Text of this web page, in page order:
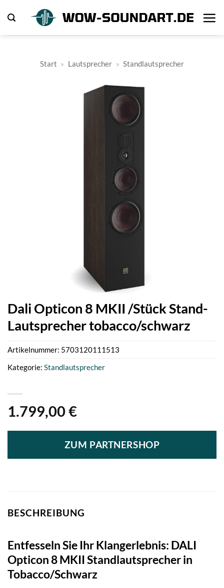
Inhalt
springen
Start » Lautsprecher » Standlautsprecher
Dali Opticon 8 MKII /Stück Stand-
Lautsprecher tobacco/schwarz
1.799,00 €
ZUM PARTNERSHOP
Artikelnummer: 5703120111513
Kategorie: Standlautsprecher
BESCHREIBUNG
Entfesseln Sie Ihr Klangerlebnis: DALI
Opticon 8 MKII Standlautsprecher in
Tobacco/Schwarz